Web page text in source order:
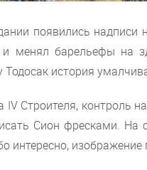
появились надписи
менял барельефы на
Тодосак история
Строителя, контроль
Сион фресками. На
интересно,